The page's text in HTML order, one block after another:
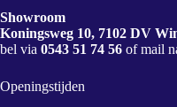
Showroom
Koningsweg 10, 7102 DV
bel via 0543 51 74 56 of mail
Openingstijden